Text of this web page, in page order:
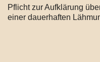
Pflicht zur Aufklärung
einer dauerhaften